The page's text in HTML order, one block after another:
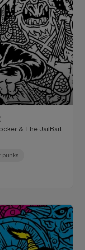
& The JailBait
punks